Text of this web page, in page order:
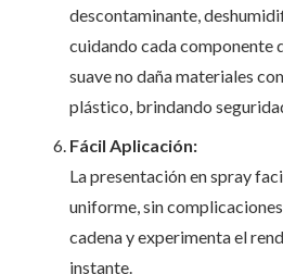
descontaminante,
cuidando cada componente
suave no daña materiales
plástico, brindando
Fácil Aplicación:
La presentación en spray
uniforme, sin
cadena y experimenta el
instante.